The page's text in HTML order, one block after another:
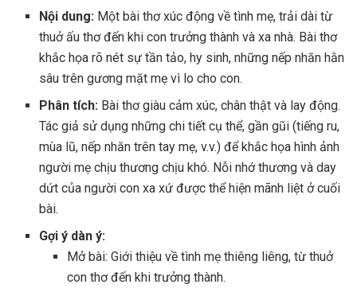
Nội dung: Một bài thơ xúc động về tình mẹ, trải dài từ
thuở ấu thơ đến khi con trưởng thành và xa nhà. Bài thơ
khắc họa rõ nét sự tần tảo, hy sinh, những nếp nhăn hằn
sâu trên gương mặt mẹ vì lo cho con.
Phân tích: Bài thơ giàu cảm xúc, chân thật và lay động.
Tác giả sử dụng những chi tiết cụ thể, gần gũi (tiếng ru,
mùa lũ, nếp nhăn trên tay mẹ, v.v.) để khắc họa hình ảnh
người mẹ chịu thương chịu khó. Nỗi nhớ thương và day
dứt của người con xa xứ được thể hiện mãnh liệt ở cuối
bài.
Gợi ý dàn ý:
Mở bài: Giới thiệu về tình mẹ thiêng liêng, từ thuở
con thơ đến khi trưởng thành.